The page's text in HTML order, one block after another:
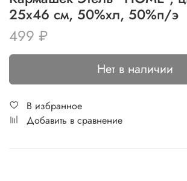
25х46 см, 50%хл, 50%п/э
499 ₽
Нет в наличии
В избранное
Добавить в сравнение